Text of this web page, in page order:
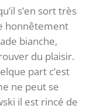
s’en sort très
honnêtement
bianche,
du plaisir.
part c’est
ne peut se
il est rincé de